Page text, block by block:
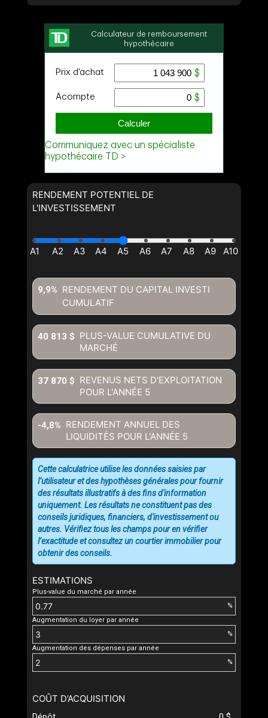
RENDEMENT POTENTIEL DE
L'INVESTISSEMENT
RENDEMENT DU CAPITAL INVESTI
CUMULATIF
9,9%
PLUS-VALUE CUMULATIVE DU
MARCHÉ
40 813 $
REVENUS NETS D'EXPLOITATION
POUR L'ANNÉE 5
37 870 $
RENDEMENT ANNUEL DES
LIQUIDITÉS POUR L'ANNÉE 5
-4,8%
ESTIMATIONS
Plus-value du marché par année
%
Augmentation du loyer par année
%
Augmentation des dépenses par année
%
Cette calculatrice utilise les données saisies par
l’utilisateur et des hypothèses générales pour fournir
des résultats illustratifs à des fins d'information
uniquement. Les résultats ne constituent pas des
conseils juridiques, financiers, d'investissement ou
autres. Vérifiez tous les champs pour en vérifier
l’exactitude et consultez un courtier immobilier pour
obtenir des conseils.
COÛT D’ACQUISITION